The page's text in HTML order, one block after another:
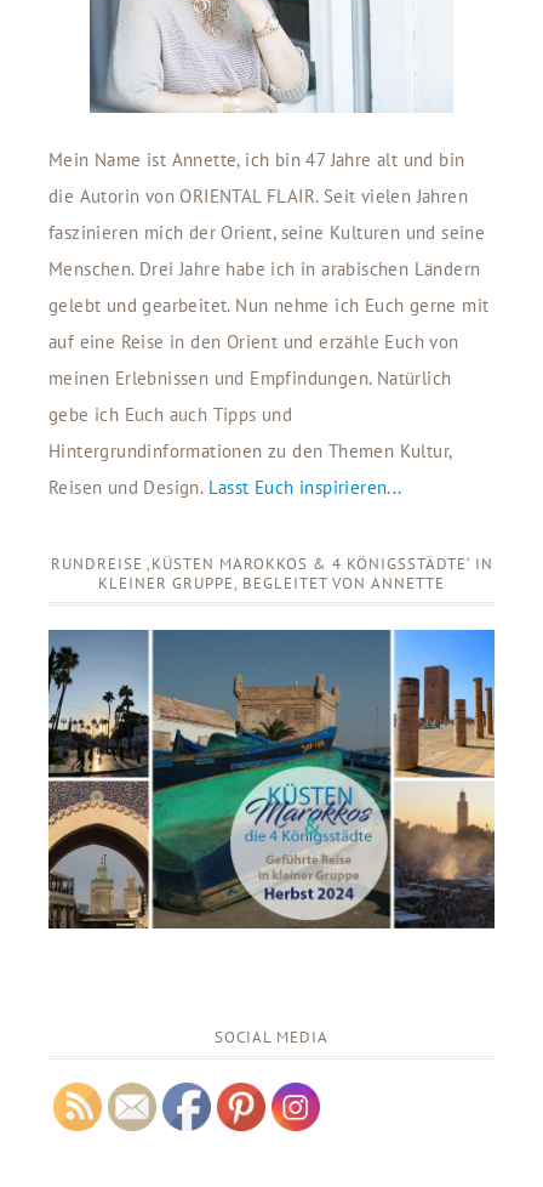
Mein Name ist Annette, ich bin 47 Jahre alt und bin
die Autorin von ORIENTAL FLAIR. Seit vielen Jahren
faszinieren mich der Orient, seine Kulturen und seine
Menschen. Drei Jahre habe ich in arabischen Ländern
gelebt und gearbeitet. Nun nehme ich Euch gerne mit
auf eine Reise in den Orient und erzähle Euch von
meinen Erlebnissen und Empfindungen. Natürlich
gebe ich Euch auch Tipps und
Hintergrundinformationen zu den Themen Kultur,
Reisen und Design. Lasst Euch inspirieren...
RUNDREISE ‚KÜSTEN MAROKKOS & 4 KÖNIGSSTÄDTE‘ IN
KLEINER GRUPPE, BEGLEITET VON ANNETTE
SOCIAL MEDIA